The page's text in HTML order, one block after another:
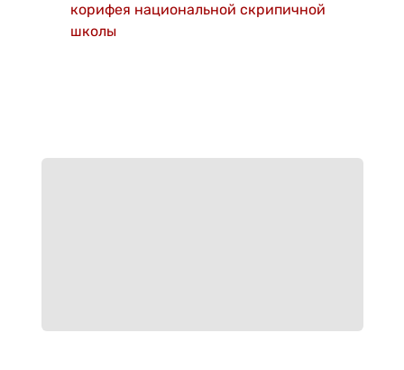
корифея национальной скрипичной
школы